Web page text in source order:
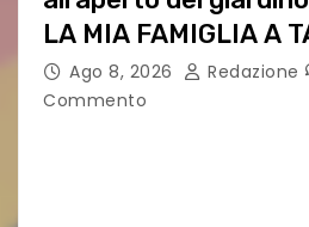
LA MIA FAMIGLIA A
Ago 8, 2026 Redazione
Commento